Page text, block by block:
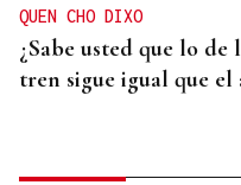
QUEN CHO DIXO
¿Sabe usted que lo
tren sigue igual que el